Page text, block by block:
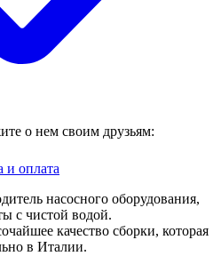
о нем своим друзьям:
и оплата
насосного оборудования,
с чистой водой.
качество сборки, которая
в Италии.